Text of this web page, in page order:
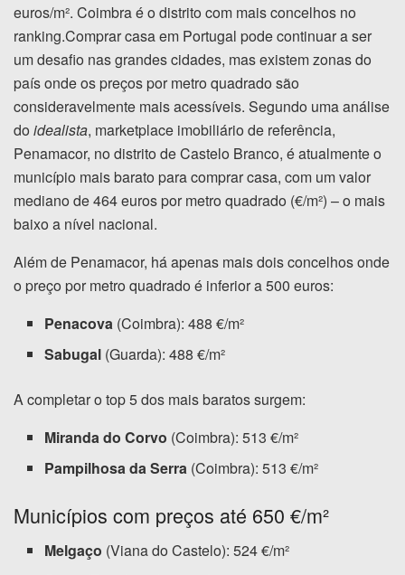
euros/m². Coimbra é o distrito com mais concelhos no
ranking.Comprar casa em Portugal pode continuar a ser
um desafio nas grandes cidades, mas existem zonas do
país onde os preços por metro quadrado são
consideravelmente mais acessíveis. Segundo uma análise
do idealista, marketplace imobiliário de referência,
Penamacor, no distrito de Castelo Branco, é atualmente o
município mais barato para comprar casa, com um valor
mediano de 464 euros por metro quadrado (€/m²) – o mais
baixo a nível nacional.
Além de Penamacor, há apenas mais dois concelhos onde
o preço por metro quadrado é inferior a 500 euros:
Penacova (Coimbra): 488 €/m²
Sabugal (Guarda): 488 €/m²
A completar o top 5 dos mais baratos surgem:
Miranda do Corvo (Coimbra): 513 €/m²
Pampilhosa da Serra (Coimbra): 513 €/m²
Municípios com preços até 650 €/m²
Melgaço (Viana do Castelo): 524 €/m²